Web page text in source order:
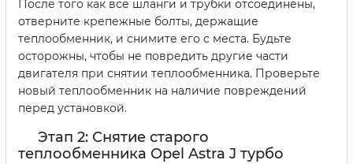
После того как все шланги и трубки отсоединены,
отверните крепежные болты, держащие
теплообменник, и снимите его с места. Будьте
осторожны, чтобы не повредить другие части
двигателя при снятии теплообменника. Проверьте
новый теплообменник на наличие повреждений
перед установкой.
Этап 2: Снятие старого
теплообменника Opel Astra J турбо